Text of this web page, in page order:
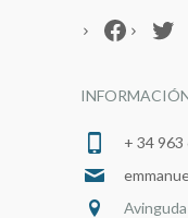
Facebook
+ 34 963